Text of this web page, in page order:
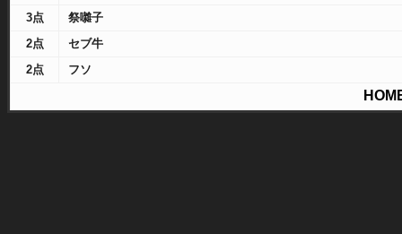
3点
祭囃子
2点
セブ牛
2点
フソ